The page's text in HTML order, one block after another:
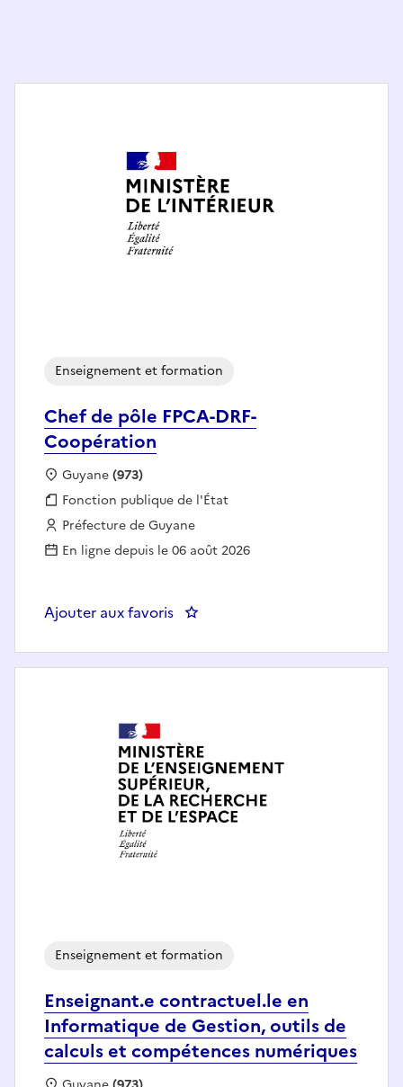
Chef de pôle FPCA-DRF-
Coopération
Enseignement et formation
Localisation :
Guyane(973)
Fonction publique :
Fonction publique de l'État
Employeur :
Préfecture de Guyane
En ligne depuis le 06 août 2026
Ajouter aux favoris : Chef de pôle FPCA-DRF-
Enseignant.e contractuel.le en
Informatique de Gestion, outils de
calculs et compétences numériques
Enseignement et formation